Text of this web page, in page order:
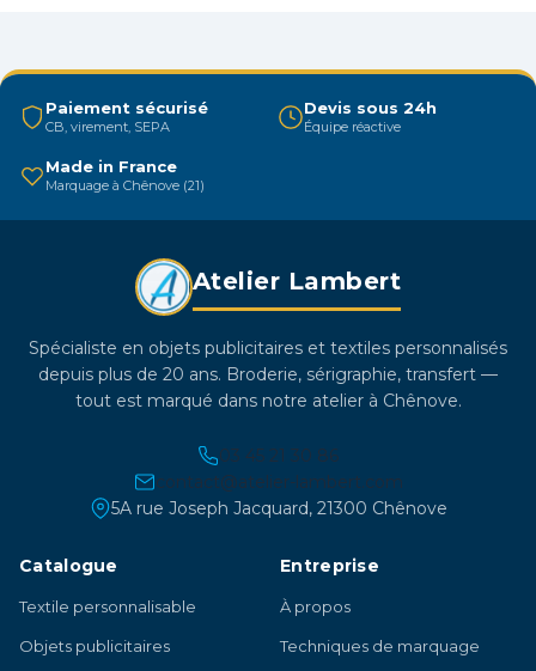
peuvent
être
choisies
page
produit
Paiement sécurisé
CB, virement, SEPA
Devis sous 24h
Équipe réactive
Made in France
Marquage à Chênove (21)
Atelier Lambert
Spécialiste en objets publicitaires et textiles personnalisés
depuis plus de 20 ans. Broderie, sérigraphie, transfert —
tout est marqué dans notre atelier à Chênove.
03 45 21 30 86
contact@atelier-lambert.com
5A rue Joseph Jacquard, 21300 Chênove
Catalogue
Textile personnalisable
Objets publicitaires
Entreprise
À propos
Techniques de marquage